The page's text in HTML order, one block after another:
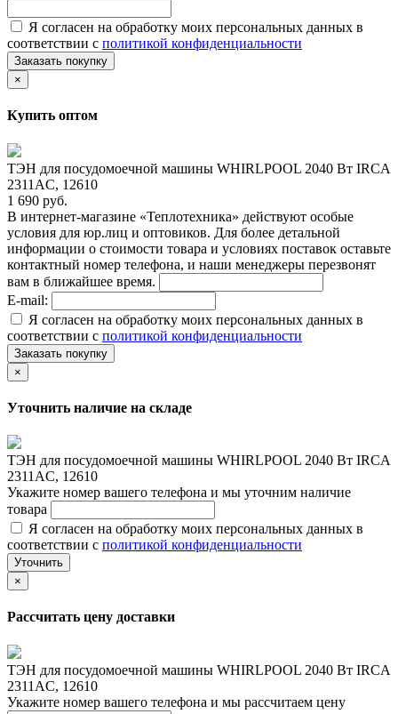
Я согласен на обработку моих персональных данных в
соответствии с политикой конфиденциальности
Заказать покупку
×
Купить оптом
ТЭН для посудомоечной машины WHIRLPOOL 2040 Вт IRCA
2311AC, 12610
1 690 руб.
В интернет-магазине «Теплотехника» действуют особые
условия для юр.лиц и оптовиков. Для более детальной
информации о стоимости товара и условиях поставок оставьте
контактный номер телефона, и наши менеджеры перезвонят
вам в ближайшее время.
E-mail:
Я согласен на обработку моих персональных данных в
соответствии с политикой конфиденциальности
Заказать покупку
×
Уточнить наличие на складе
ТЭН для посудомоечной машины WHIRLPOOL 2040 Вт IRCA
2311AC, 12610
Укажите номер вашего телефона и мы уточним наличие
товара
Я согласен на обработку моих персональных данных в
соответствии с политикой конфиденциальности
Уточнить
×
Рассчитать цену доставки
ТЭН для посудомоечной машины WHIRLPOOL 2040 Вт IRCA
2311AC, 12610
Укажите номер вашего телефона и мы рассчитаем цену